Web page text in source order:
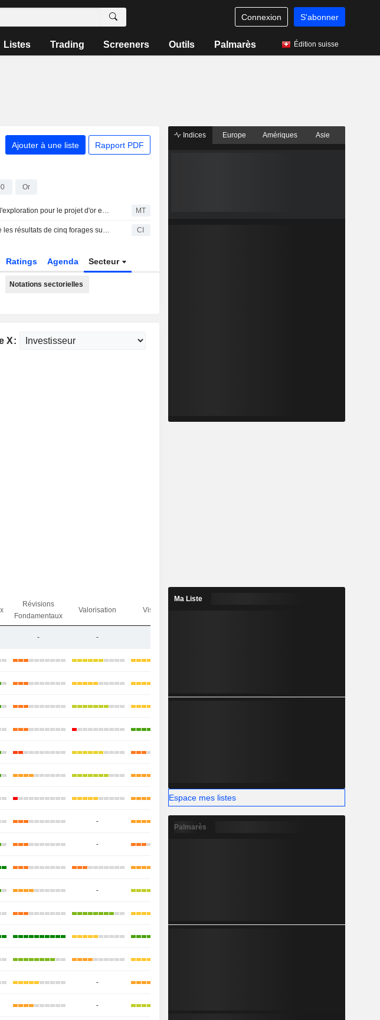
Connexion S'abonner
Listes Trading Screeners Outils Palmarès Édition suisse
Ajouter à une liste Rapport PDF
Or
Southern Cross Gold met à jour son objectif d'exploration pour le projet d'or et d'antimoine de Victoria MT
Southern Cross Gold Consolidated Ltd publie les résultats de cinq forages sur le projet d'or et d'antimoine de Sunday Creek CI
Ratings Agenda Secteur
Notations sectorielles
X:
Révisions
Fondamentaux
Valorisation Visibilité
- -
-
-
-
-
-
Indices Europe Amériques Asie
Ma Liste
Espace mes listes
Palmarès